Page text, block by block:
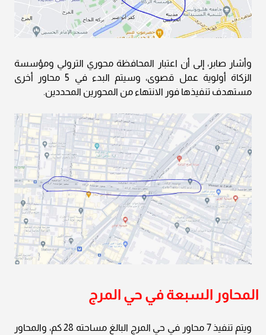
وأشار صابر، إلى أن اعتبار المحافظة محوري الترولي ومؤسسة
الزكاة أولوية عمل قصوى، وسيتم البدء في 5 محاور أخرى
مستهدف تنفيذها فور الانتهاء من المحورين المحددين.
المحاور السبعة في حي المرج
ويتم تنفيذ 7 محاور في حي المرج البالغ مساحته 28 كم، والمحاور